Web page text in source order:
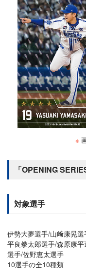
※
「OPENING
対象選手
伊勢大夢選手/山﨑康晃
平良拳太郎選手/森原康
選手/佐野恵太選手
10選手の全10種類